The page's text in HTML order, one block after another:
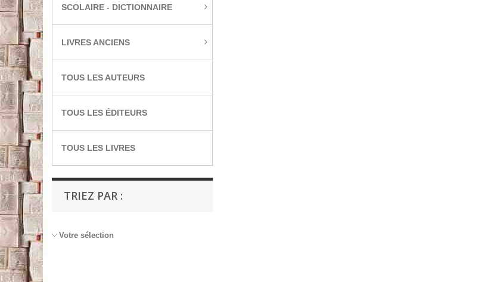
SCOLAIRE - DICTIONNAIRE
LIVRES ANCIENS
TOUS LES AUTEURS
TOUS LES ÉDITEURS
TOUS LES LIVRES
TRIEZ PAR :
Votre sélection